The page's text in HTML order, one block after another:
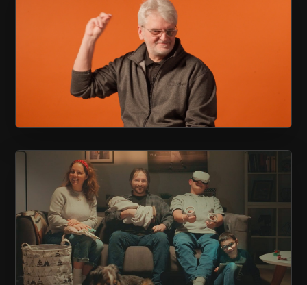
CAPSULE « ÇA FAIT QUOI? »